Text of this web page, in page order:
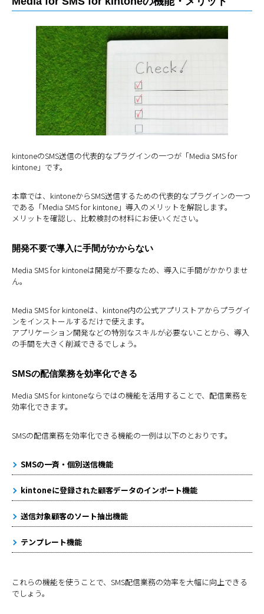
kintoneのSMS送信の代表的なプラグインの一つが「Media SMS for
kintone」です。
本章では、kintoneからSMS送信するための代表的なプラグインの一つ
である「Media SMS for kintone」導入のメリットを解説します。
メリットを確認し、比較検討の材料にお使いください。
開発不要で導入に手間がかからない
Media SMS for kintoneは開発が不要なため、導入に手間がかかりませ
ん。
Media SMS for kintoneは、kintone内の公式アプリストアからプラグイ
ンをインストールするだけで使えます。
アプリケーション開発などの特別なスキルが必要ないことから、導入
の手間を大きく削減できるでしょう。
SMSの配信業務を効率化できる
Media SMS for kintoneならではの機能を活用することで、配信業務を
効率化できます。
SMSの配信業務を効率化できる機能の一例は以下のとおりです。
SMSの一斉・個別送信機能
kintoneに登録された顧客データのインポート機能
送信対象顧客のソート抽出機能
テンプレート機能
これらの機能を使うことで、SMS配信業務の効率を大幅に向上できる
でしょう。